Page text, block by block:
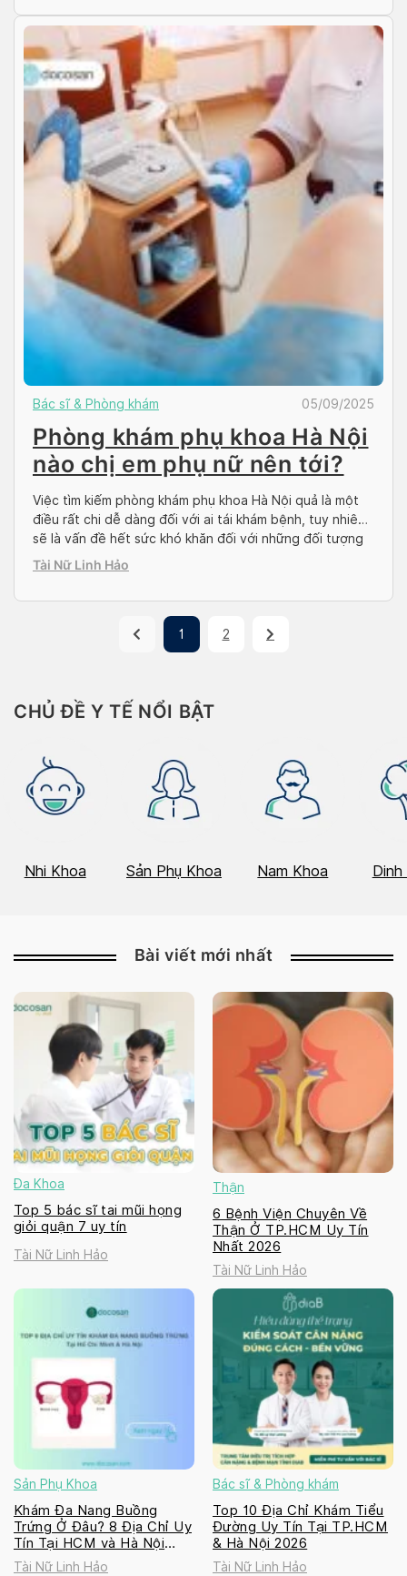
Bác sĩ & Phòng khám 05/09/2025
Phòng khám phụ khoa Hà Nội
nào chị em phụ nữ nên tới?
Việc tìm kiếm phòng khám phụ khoa Hà Nội quả là một
điều rất chi dễ dàng đối với ai tái khám bệnh, tuy nhiên
sẽ là vấn đề hết sức khó khăn đối với những đối tượng
tiếp xúc với vấn đề này. Thấu hiểu được câu chuyện
Tài Nữ Linh Hảo
1 2
CHỦ ĐỀ Y TẾ NỔI BẬT
Nhi Khoa Sản Phụ Khoa Nam Khoa
Bài viết mới nhất
Đa Khoa
Top 5 bác sĩ tai mũi họng
giỏi quận 7 uy tín
Tài Nữ Linh Hảo
Thận
6 Bệnh Viện Chuyên Về
Thận Ở TP.HCM Uy Tín
Nhất 2026
Tài Nữ Linh Hảo
Sản Phụ Khoa
Khám Đa Nang Buồng
Trứng Ở Đâu? 8 Địa Chỉ Uy
Tín Tại HCM và Hà Nội
2026
Tài Nữ Linh Hảo
Bác sĩ & Phòng khám
Top 10 Địa Chỉ Khám Tiểu
Đường Uy Tín Tại TP.HCM
& Hà Nội 2026
Tài Nữ Linh Hảo